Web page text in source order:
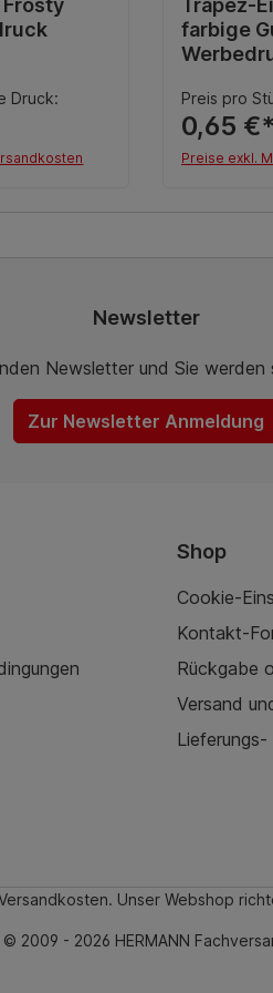
Druck:
Trapez-
farbige
Preis pro
0,65 €*
Preise exkl.
Newsletter
Newsletter und Sie
Zur Newsletter Anmeldung
Shop
Cookie-
Kontakt-
Rückgabe
Versand
Lieferungs-
Unser Webshop
© 2009 - 2026 HERMANN